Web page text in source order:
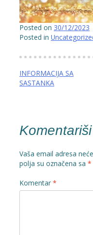
Posted on 30/12/2023
Posted in
Navigacija
članaka
INFORMACIJA SA
SASTANKA
Komentariši
Vaša email adresa
polja su označena sa *
Komentar *